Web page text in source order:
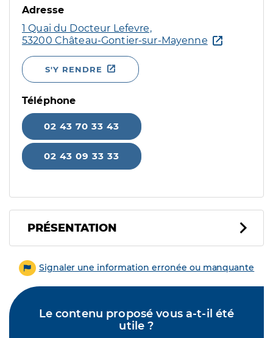
Adresse
1 Quai du Docteur Lefevre,
53200 Château-Gontier-sur-Mayenne
S'Y RENDRE
Téléphone
02 43 70 33 43
02 43 09 33 33
PRÉSENTATION
Signaler une information erronée ou manquante
Le contenu proposé vous a-t-il été
utile ?